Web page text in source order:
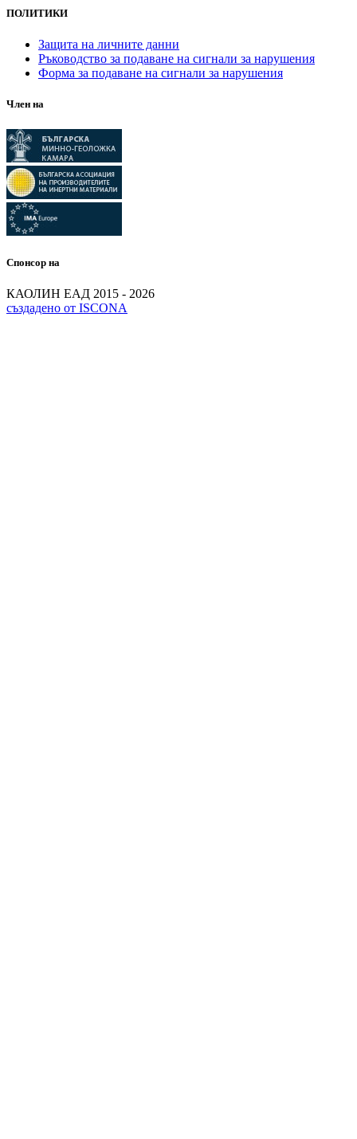
ПОЛИТИКИ
Защита на личните данни
Ръководство за подаване на сигнали за нарушения
Форма за подаване на сигнали за нарушения
Член на
Спонсор на
КАОЛИН ЕАД 2015 - 2026
създадено от ISCONA